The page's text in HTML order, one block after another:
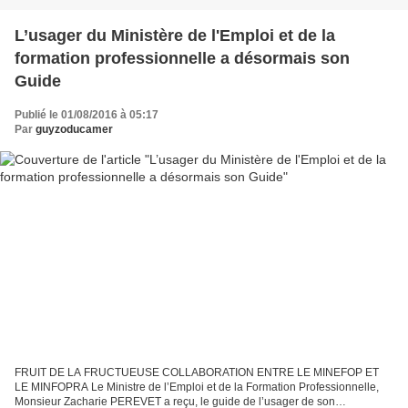
L’usager du Ministère de l'Emploi et de la
formation professionnelle a désormais son
Guide
Publié le 01/08/2016 à 05:17
Par guyzoducamer
FRUIT DE LA FRUCTUEUSE COLLABORATION ENTRE LE MINEFOP ET
LE MINFOPRA Le Ministre de l’Emploi et de la Formation Professionnelle,
Monsieur Zacharie PEREVET a reçu, le guide de l’usager de son